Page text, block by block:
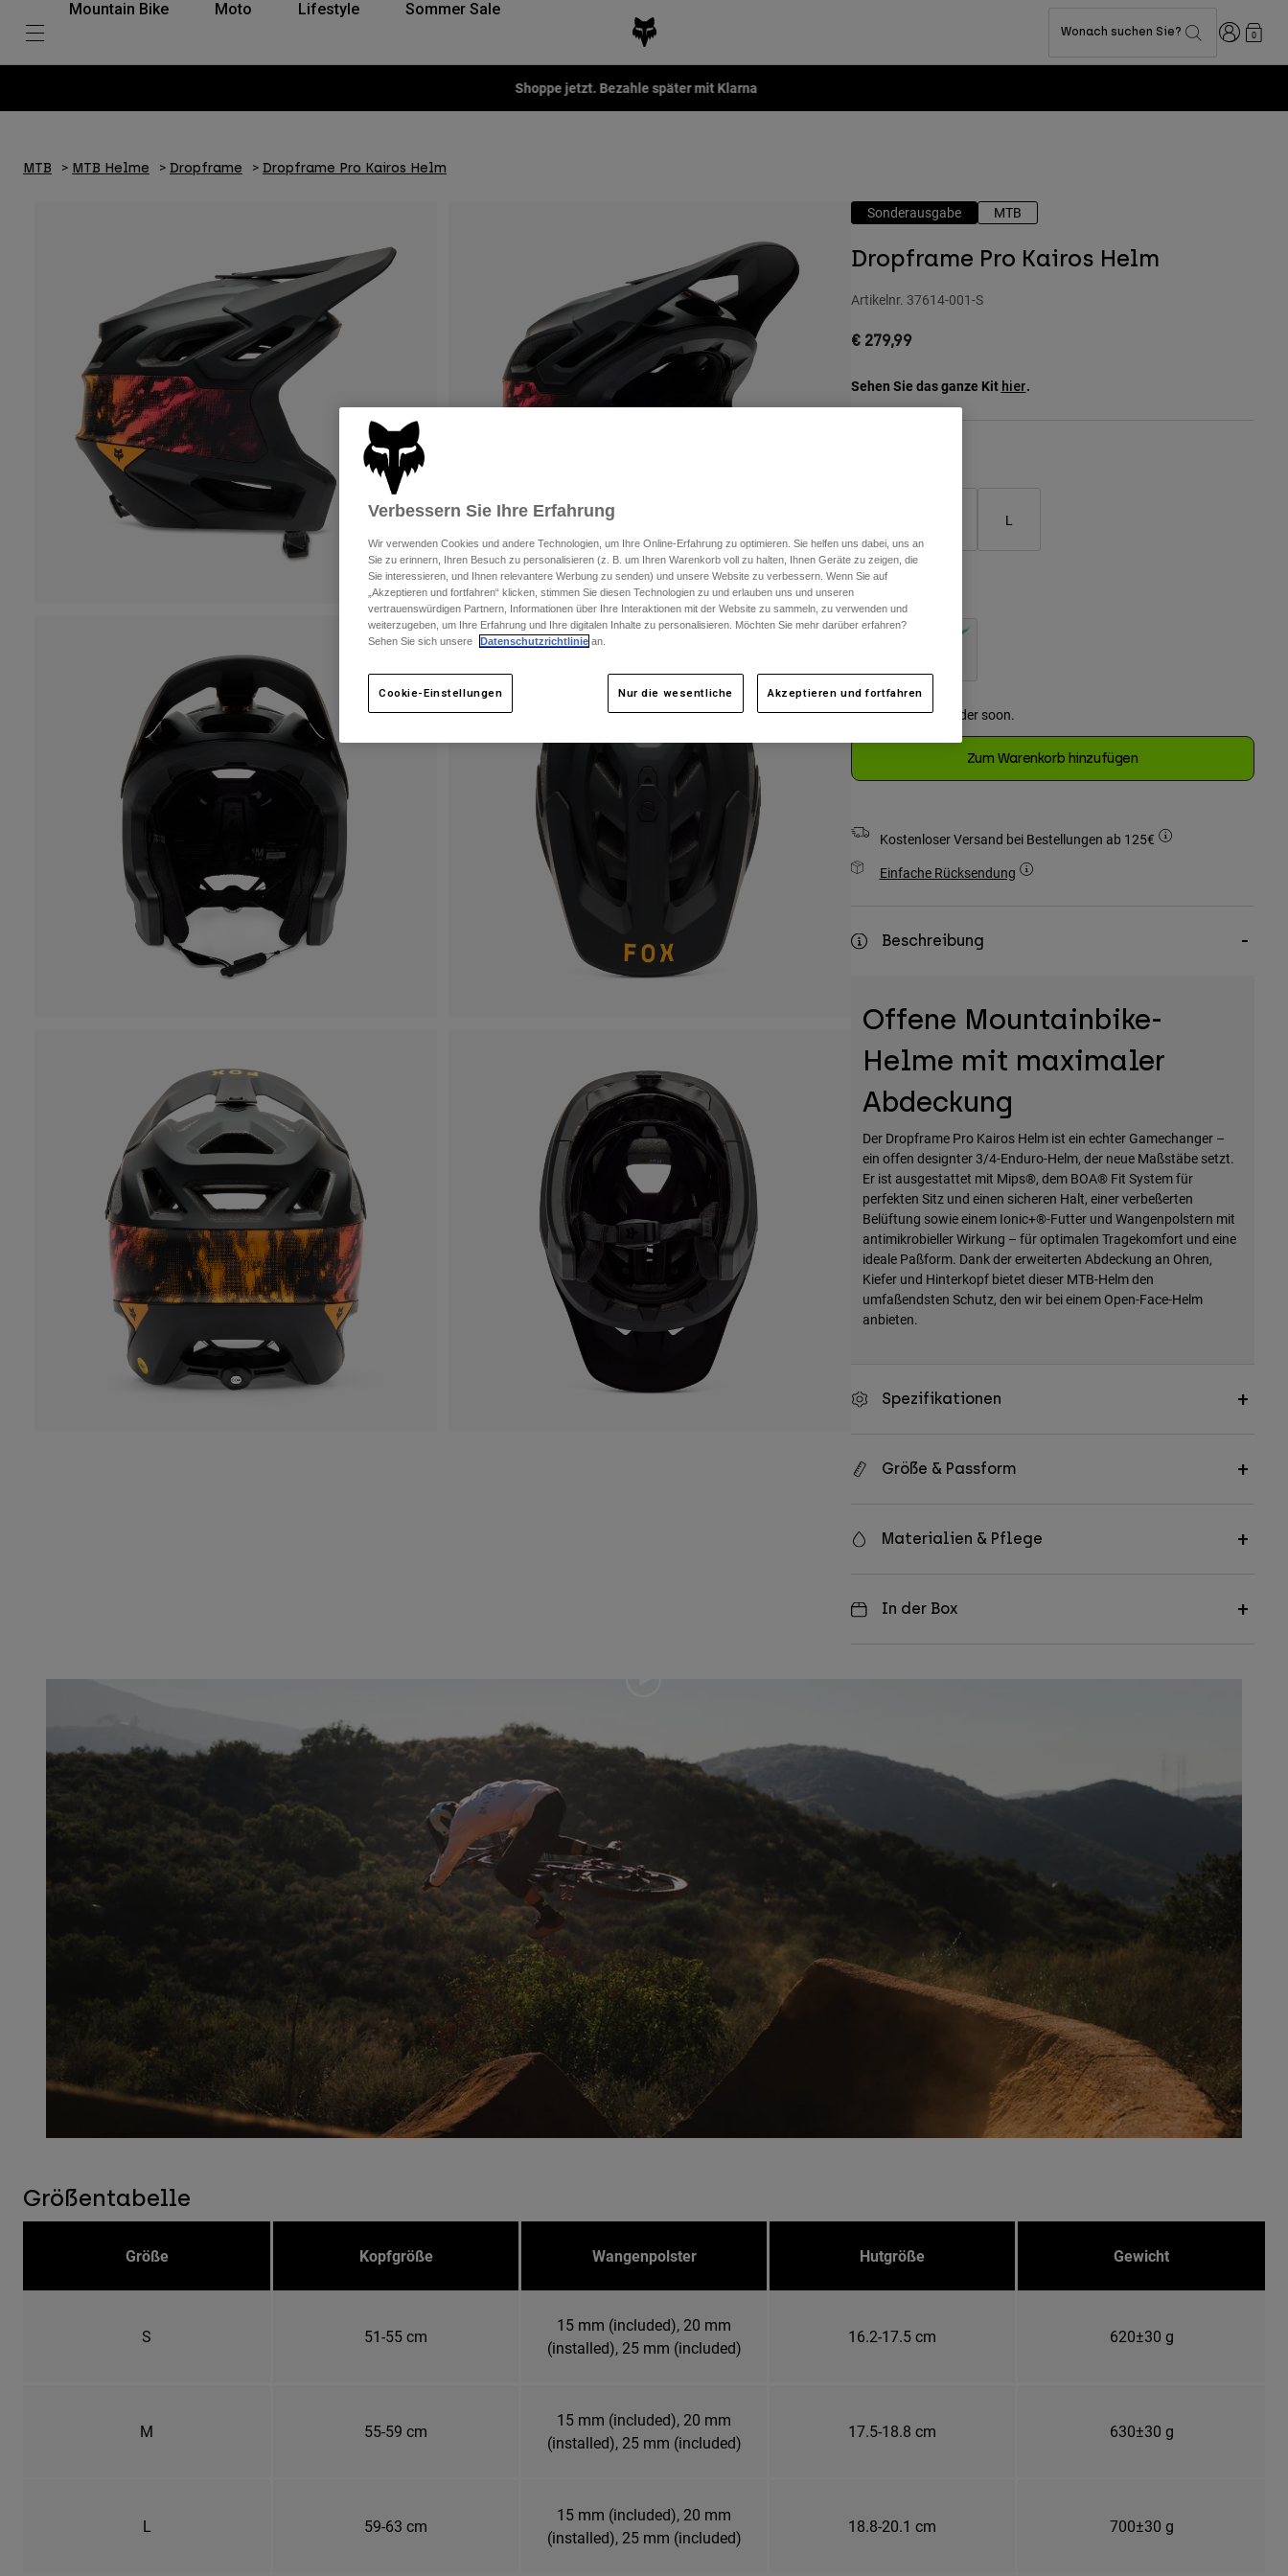
Mountain Bike Moto Lifestyle Sommer Sale
Wonach suchen Sie? Anmelden
0
Fox LAB Capsule Collection -Jetzt kaufen
MTB MTB Helme Dropframe Dropframe Pro Kairos Helm
Sonderausgabe MTB
Dropframe Pro Kairos Helm
Artikelnr. 37614-001-S
€ 279,99
Sehen Sie das ganze Kit hier.
ausgewählt
L
Farben -
ausgewählt
Just a few left. Order soon.
Zum Warenkorb hinzufügen
Kostenloser Versand bei Bestellungen ab 125€
Einfache Rücksendung
Beschreibung
Offene Mountainbike-
Helme mit maximaler
Abdeckung
Der Dropframe Pro Kairos Helm ist ein echter Gamechanger –
ein offen designter 3/4-Enduro-Helm, der neue Maßstäbe setzt.
Er ist ausgestattet mit Mips®, dem BOA® Fit System für
perfekten Sitz und einen sicheren Halt, einer verbeßerten
Belüftung sowie einem Ionic+®-Futter und Wangenpolstern mit
antimikrobieller Wirkung – für optimalen Tragekomfort und eine
ideale Paßform. Dank der erweiterten Abdeckung an Ohren,
Kiefer und Hinterkopf bietet dieser MTB-Helm den
umfaßendsten Schutz, den wir bei einem Open-Face-Helm
anbieten.
Spezifikationen
Größe & Passform
Materialien & Pflege
In der Box
Größentabelle
Größe Kopfgröße Wangenpolster Hutgröße Gewicht
S 51-55 cm
15 mm (included), 20 mm
(installed), 25 mm (included)
16.2-17.5 cm 620±30 g
M 55-59 cm
15 mm (included), 20 mm
(installed), 25 mm (included)
17.5-18.8 cm 630±30 g
L 59-63 cm
15 mm (included), 20 mm
(installed), 25 mm (included)
18.8-20.1 cm 700±30 g
Verbessern Sie Ihre Erfahrung
Wir verwenden Cookies und andere Technologien, um Ihre Online-Erfahrung zu optimieren. Sie helfen uns dabei, uns an
Sie zu erinnern, Ihren Besuch zu personalisieren (z. B. um Ihren Warenkorb voll zu halten, Ihnen Geräte zu zeigen, die
Sie interessieren, und Ihnen relevantere Werbung zu senden) und unsere Website zu verbessern. Wenn Sie auf
„Akzeptieren und fortfahren“ klicken, stimmen Sie diesen Technologien zu und erlauben uns und unseren
vertrauenswürdigen Partnern, Informationen über Ihre Interaktionen mit der Website zu sammeln, zu verwenden und
weiterzugeben, um Ihre Erfahrung und Ihre digitalen Inhalte zu personalisieren. Möchten Sie mehr darüber erfahren?
Sehen Sie sich unsere
Datenschutzrichtlinie an.
Cookie-Einstellungen Nur die wesentliche Akzeptieren und fortfahren